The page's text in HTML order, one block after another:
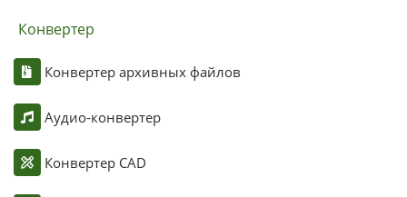
Конвертер
Конвертер архивных файлов
Аудио-конвертер
Конвертер CAD